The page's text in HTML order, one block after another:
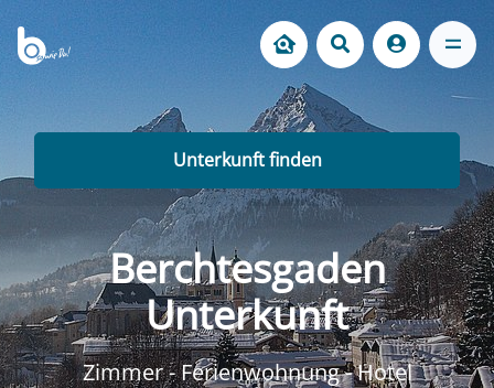
Unterkunft finden
Berchtesgaden
Unterkunft
Zimmer - Ferienwohnung - Hotel